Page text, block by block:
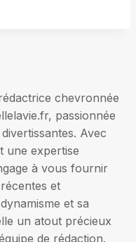
chevronnée
passionnée
Avec
une expertise
à vous fournir
et
et sa
un atout précieux
de rédaction.